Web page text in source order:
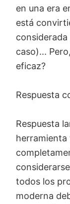
en una era
está
considerada
caso)...
eficaz?
Respuesta
Respuesta
herramienta
todos los
moderna